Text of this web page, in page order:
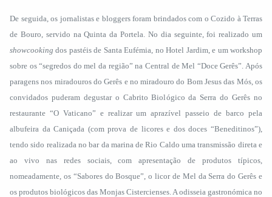
De seguida, os jornalistas e bloggers foram brindados com o Cozido à Terras
de Bouro, servido na Quinta da Portela. No dia seguinte, foi realizado um
showcooking dos pastéis de Santa Eufémia, no Hotel Jardim, e um workshop
sobre os “segredos do mel da região” na Central de Mel “Doce Gerês”. Após
paragens nos miradouros do Gerês e no miradouro do Bom Jesus das Mós, os
convidados puderam degustar o Cabrito Biológico da Serra do Gerês no
restaurante “O Vaticano” e realizar um aprazível passeio de barco pela
albufeira da Caniçada (com prova de licores e dos doces “Beneditinos”),
tendo sido realizada no bar da marina de Rio Caldo uma transmissão direta e
ao vivo nas redes sociais, com apresentação de produtos típicos,
nomeadamente, os “Sabores do Bosque”, o licor de Mel da Serra do Gerês e
os produtos biológicos das Monjas Cistercienses. A odisseia gastronómica no